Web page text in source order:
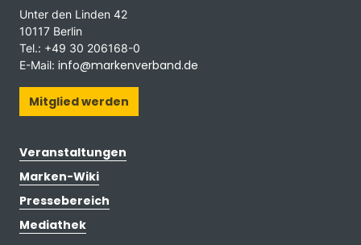
Unter den Linden 42
10117 Berlin
Tel.: +49 30 206168-0
E-Mail: info@markenverband.de
Mitglied werden
Veranstaltungen
Marken-Wiki
Pressebereich
Mediathek